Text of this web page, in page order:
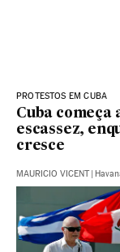
PROTESTOS EM CUBA
Cuba
escassez,
cresce
MAURICIO VICENT